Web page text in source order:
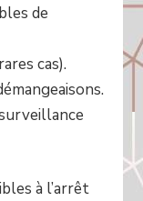
de
cas).
à l’arrêt